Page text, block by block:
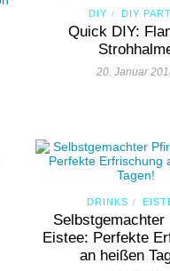
DIY / DIY
Quick DIY:
20. Januar
DRINKS /
Eistee: Perfekte
an heißen